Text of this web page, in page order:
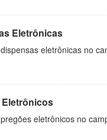
Eletrônicas
eletrônicas no
Eletrônicos
eletrônicos no